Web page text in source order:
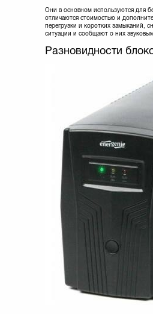
Они в основном используются для
отличаются стоимостью и
перегрузки и коротких замыканий,
ситуации и сообщают о них
Разновидности